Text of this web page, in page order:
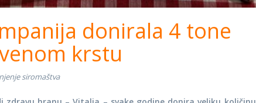
donirala 4 tone
krstu
siromaštva